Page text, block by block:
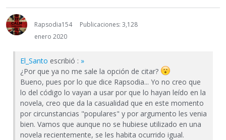
Rapsodia154
Publicaciones: 3,128
enero 2020
El_Santo escribió : »
¿Por que ya no me sale la opción de citar?
Bueno, pues por lo que dice Rapsodia... Yo no creo que
lo del código lo vayan a usar por que lo hayan leído en la
novela, creo que da la casualidad que en este momento
por circunstancias "populares" y por argumento les venia
bien. Vamos que aunque no se hubiese utilizado en una
novela recientemente, se les habita ocurrido igual.